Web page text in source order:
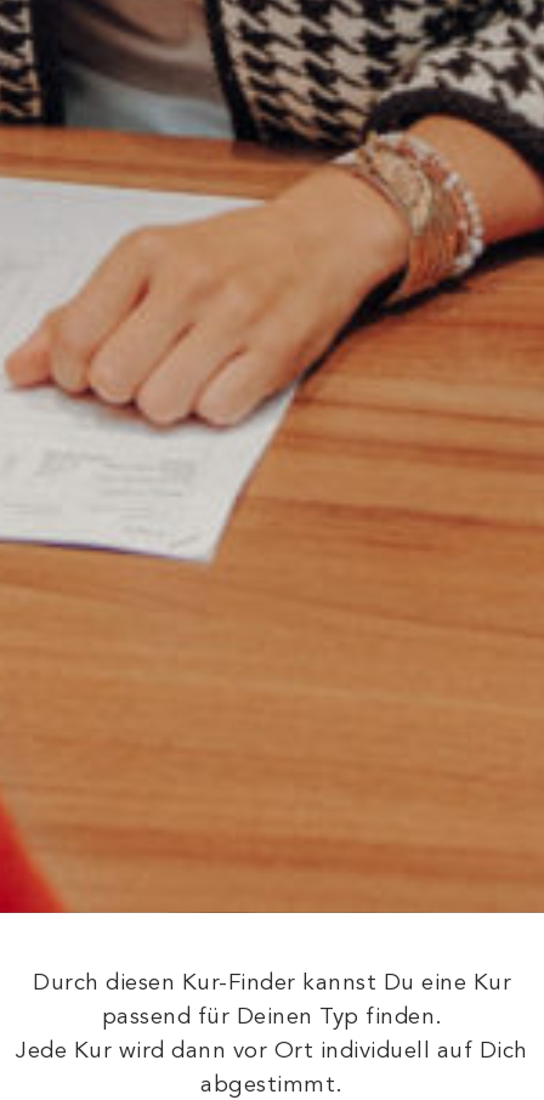
Durch diesen Kur-Finder kannst Du eine Kur
passend für Deinen Typ finden.
Jede Kur wird dann vor Ort individuell auf Dich
abgestimmt.